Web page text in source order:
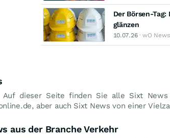
Der Börsen-
glänzen
10.07.26· wO
Auf dieser Seite finden Sie alle Sixt
aber auch Sixt News von einer
aus der Branche Verkehr